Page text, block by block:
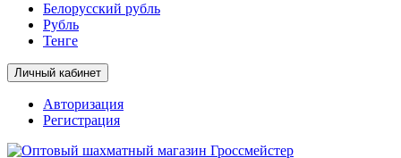
Белорусский рубль
Рубль
Тенге
Личный кабинет
Авторизация
Регистрация